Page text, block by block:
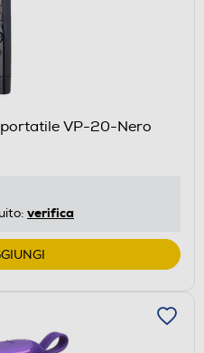
VP-20-Nero
verifica